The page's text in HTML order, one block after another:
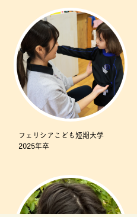
フェリシアこども短期大学
2025年卒